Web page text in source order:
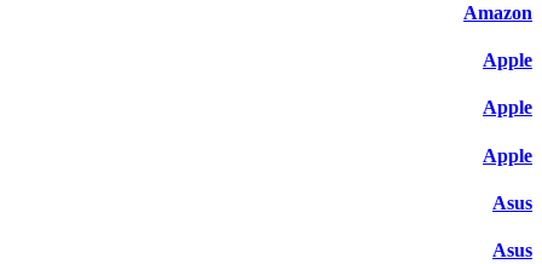
Amazon
Apple
Apple
Apple
Asus
Asus